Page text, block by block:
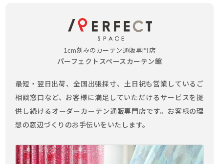
1cm刻みのカーテン通販専門店
パーフェクトスペースカーテン館
最短・翌日出荷、全国出張採寸、土日祝も営業しているご
相談窓口など、お客様に満足していただけるサービスを提
供し続けるオーダーカーテン通販専門店です。お客様の理
想の窓辺づくりのお手伝いをいたします。